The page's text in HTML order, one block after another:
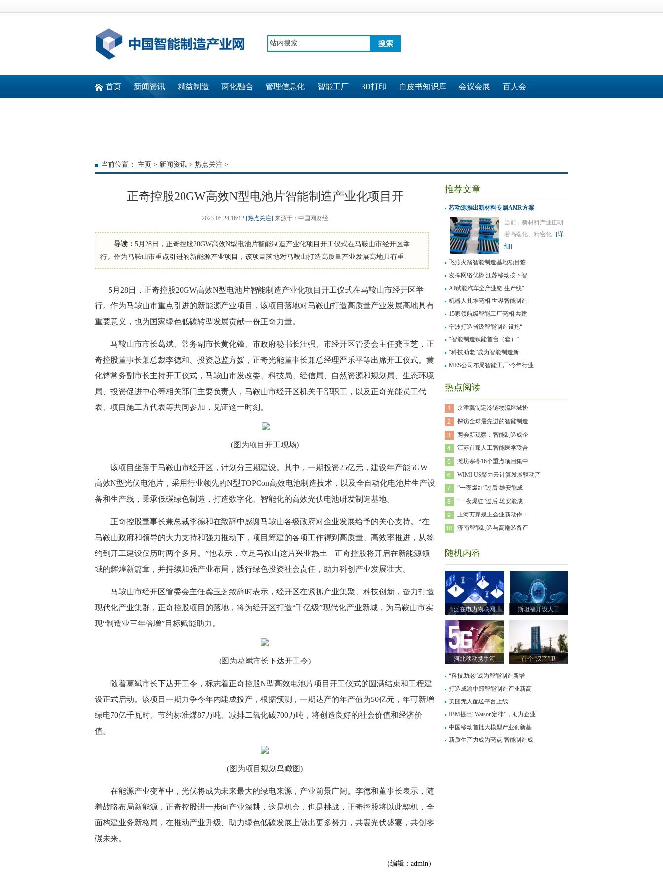
搜索
首页 新闻资讯 精益制造 两化融合 管理信息化 智能工厂 3D打印 白皮书知识库 会议会展 百人会
当前位置： 主页 > 新闻资讯 > 热点关注 >
正奇控股20GW高效N型电池片智能制造产业化项目开
2023-05-24 16:12 [热点关注] 来源于：中国网财经
导读： 5月28日，正奇控股20GW高效N型电池片智能制造产业化项目开工仪式在马鞍山市经开区举
行。作为马鞍山市重点引进的新能源产业项目，该项目落地对马鞍山打造高质量产业发展高地具有重
5月28日，正奇控股20GW高效N型电池片智能制造产业化项目开工仪式在马鞍山市经开区举
行。作为马鞍山市重点引进的新能源产业项目，该项目落地对马鞍山打造高质量产业发展高地具有
重要意义，也为国家绿色低碳转型发展贡献一份正奇力量。
马鞍山市市长葛斌、常务副市长黄化锋、市政府秘书长汪强、市经开区管委会主任龚玉芝，正
奇控股董事长兼总裁李德和、投资总监方媛，正奇光能董事长兼总经理严乐平等出席开工仪式。黄
化锋常务副市长主持开工仪式，马鞍山市发改委、科技局、经信局、自然资源和规划局、生态环境
局、投资促进中心等相关部门主要负责人，马鞍山市经开区机关干部职工，以及正奇光能员工代
表、项目施工方代表等共同参加，见证这一时刻。
(图为项目开工现场)
该项目坐落于马鞍山市经开区，计划分三期建设。其中，一期投资25亿元，建设年产能5GW
高效N型光伏电池片，采用行业领先的N型TOPCon高效电池制造技术，以及全自动化电池片生产设
备和生产线，秉承低碳绿色制造，打造数字化、智能化的高效光伏电池研发制造基地。
正奇控股董事长兼总裁李德和在致辞中感谢马鞍山各级政府对企业发展给予的关心支持。“在
马鞍山政府和领导的大力支持和强力推动下，项目筹建的各项工作得到高质量、高效率推进，从签
约到开工建设仅历时两个多月。”他表示，立足马鞍山这片兴业热土，正奇控股将开启在新能源领
域的辉煌新篇章，并持续加强产业布局，践行绿色投资社会责任，助力科创产业发展壮大。
马鞍山市经开区管委会主任龚玉芝致辞时表示，经开区在紧抓产业集聚、科技创新，奋力打造
现代化产业集群，正奇控股项目的落地，将为经开区打造“千亿级”现代化产业新城，为马鞍山市实
现“制造业三年倍增”目标赋能助力。
(图为葛斌市长下达开工令)
随着葛斌市长下达开工令，标志着正奇控股N型高效电池片项目开工仪式的圆满结束和工程建
设正式启动。该项目一期力争今年内建成投产，根据预测，一期达产的年产值为50亿元，年可新增
绿电70亿千瓦时、节约标准煤87万吨、减排二氧化碳700万吨，将创造良好的社会价值和经济价
值。
(图为项目规划鸟瞰图)
在能源产业变革中，光伏将成为未来最大的绿电来源，产业前景广阔。李德和董事长表示，随
着战略布局新能源，正奇控股进一步向产业深耕，这是机会，也是挑战，正奇控股将以此契机，全
面构建业务新格局，在推动产业升级、助力绿色低碳发展上做出更多努力，共襄光伏盛宴，共创零
碳未来。
（编辑：admin）
推荐文章
芯动源推出新材料专属AMR方案
当前，新材料产业正朝
着高端化、精密化...[详
细]
飞燕火箭智能制造基地项目签
发挥网络优势 江苏移动按下智
AI赋能汽车全产业链 生产线“
机器人扎堆亮相 世界智能制造
15家领航级智能工厂亮相 共建
宁波打造省级智能制造设施“
“智能制造赋能首台（套）”
“科技助老”成为智能制造新
MES公司布局智能工厂:今年行业
热点阅读
京津冀制定冷链物流区域协
探访全球最先进的智能制造
两会新观察：智能制造成企
江苏首家人工智能医学联合
潍坊寒亭16个重点项目集中
WIMI.US聚力云计算发展驱动产
“一夜爆红”过后 雄安能成
“一夜爆红”过后 雄安能成
上海万家规上企业新动作：
济南智能制造与高端装备产
随机内容
泛在电力物联网 斯坦福开设人工
河北移动携手河 首个“汉产”卫
“科技助老”成为智能制造新增
打造成渝中部智能制造产业新高
美团无人配送平台上线
IBM提出“Watson定律”，助力企业
中国移动首批大模型产业创新基
新质生产力成为亮点 智能制造成